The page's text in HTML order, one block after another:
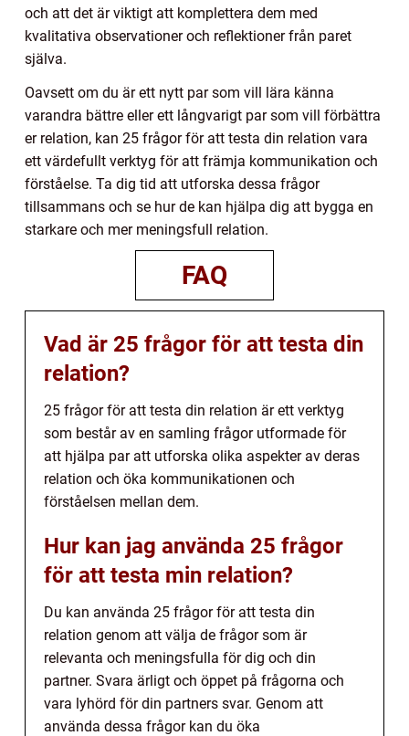
och att det är viktigt att komplettera dem med
kvalitativa observationer och reflektioner från paret
själva.
Oavsett om du är ett nytt par som vill lära känna
varandra bättre eller ett långvarigt par som vill förbättra
er relation, kan 25 frågor för att testa din relation vara
ett värdefullt verktyg för att främja kommunikation och
förståelse. Ta dig tid att utforska dessa frågor
tillsammans och se hur de kan hjälpa dig att bygga en
starkare och mer meningsfull relation.
FAQ
Vad är 25 frågor för att testa din
relation?
25 frågor för att testa din relation är ett verktyg
som består av en samling frågor utformade för
att hjälpa par att utforska olika aspekter av deras
relation och öka kommunikationen och
förståelsen mellan dem.
Hur kan jag använda 25 frågor
för att testa min relation?
Du kan använda 25 frågor för att testa din
relation genom att välja de frågor som är
relevanta och meningsfulla för dig och din
partner. Svara ärligt och öppet på frågorna och
vara lyhörd för din partners svar. Genom att
använda dessa frågor kan du öka